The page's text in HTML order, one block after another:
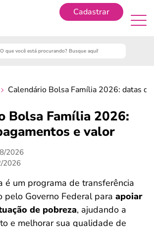
Cadastrar
Calendário Bolsa Família 2026: datas
Bolsa Família 2026:
e valor
2026
2026
é um programa de transferência
pelo Governo Federal para apoiar
de pobreza, ajudando a
e melhorar sua qualidade de